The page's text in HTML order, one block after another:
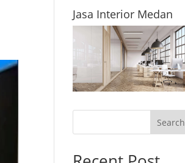
Jasa Interior Medan
Search